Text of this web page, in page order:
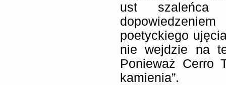
ust szaleńca
poetyckiego
nie wejdzie na
Ponieważ Cerro
kamienia”.